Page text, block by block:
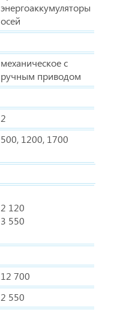
энергоаккумуляторы
осей
механическое с
ручным приводом
2
500, 1200, 1700
2 120
3 550
12 700
2 550